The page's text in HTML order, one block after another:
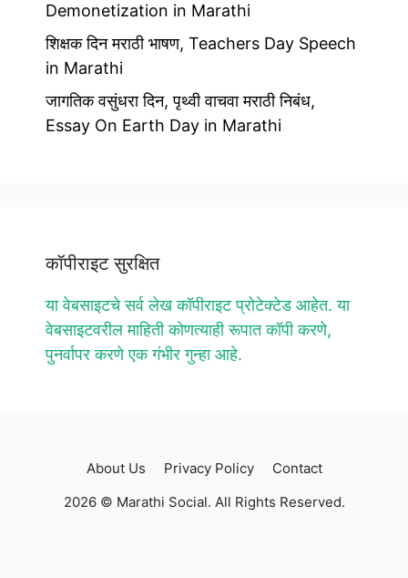
Demonetization in Marathi
शिक्षक दिन मराठी भाषण, Teachers Day Speech
in Marathi
जागतिक वसुंधरा दिन, पृथ्वी वाचवा मराठी निबंध,
Essay On Earth Day in Marathi
कॉपीराइट सुरक्षित
या वेबसाइटचे सर्व लेख कॉपीराइट प्रोटेक्टेड आहेत. या
वेबसाइटवरील माहिती कोणत्याही रूपात कॉपी करणे,
पुनर्वापर करणे एक गंभीर गुन्हा आहे.
About Us Privacy Policy
Contact
2026 © Marathi Social. All Rights Reserved.